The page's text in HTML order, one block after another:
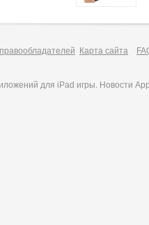
Карта сайта
для iPad игры. Новости